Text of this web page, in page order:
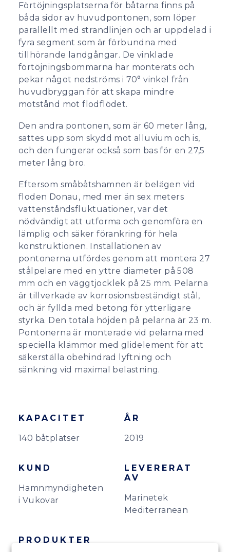
Förtöjningsplatserna för båtarna finns på
båda sidor av huvudpontonen, som löper
parallellt med strandlinjen och är uppdelad i
fyra segment som är förbundna med
tillhörande landgångar. De vinklade
förtöjningsbommarna har monterats och
pekar något nedströms i 70° vinkel från
huvudbryggan för att skapa mindre
motstånd mot flodflödet.
Den andra pontonen, som är 60 meter lång,
sattes upp som skydd mot alluvium och is,
och den fungerar också som bas för en 27,5
meter lång bro.
Eftersom småbåtshamnen är belägen vid
floden Donau, med mer än sex meters
vattenståndsfluktuationer, var det
nödvändigt att utforma och genomföra en
lämplig och säker förankring för hela
konstruktionen. Installationen av
pontonerna utfördes genom att montera 27
stålpelare med en yttre diameter på 508
mm och en väggtjocklek på 25 mm. Pelarna
är tillverkade av korrosionsbeständigt stål,
och är fyllda med betong för ytterligare
styrka. Den totala höjden på pelarna är 23 m.
Pontonerna är monterade vid pelarna med
speciella klämmor med glidelement för att
säkerställa obehindrad lyftning och
sänkning vid maximal belastning.
KAPACITET
140 båtplatser
ÅR
2019
KUND
Hamnmyndigheten
i Vukovar
LEVERERAT
AV
Marinetek
Mediterranean
PRODUKTER